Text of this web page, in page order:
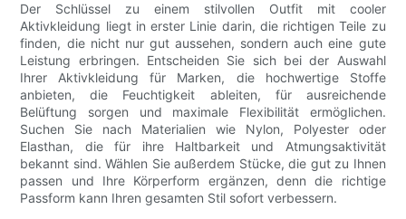
Der Schlüssel zu einem stilvollen Outfit mit cooler
Aktivkleidung liegt in erster Linie darin, die richtigen Teile zu
finden, die nicht nur gut aussehen, sondern auch eine gute
Leistung erbringen. Entscheiden Sie sich bei der Auswahl
Ihrer Aktivkleidung für Marken, die hochwertige Stoffe
anbieten, die Feuchtigkeit ableiten, für ausreichende
Belüftung sorgen und maximale Flexibilität ermöglichen.
Suchen Sie nach Materialien wie Nylon, Polyester oder
Elasthan, die für ihre Haltbarkeit und Atmungsaktivität
bekannt sind. Wählen Sie außerdem Stücke, die gut zu Ihnen
passen und Ihre Körperform ergänzen, denn die richtige
Passform kann Ihren gesamten Stil sofort verbessern.